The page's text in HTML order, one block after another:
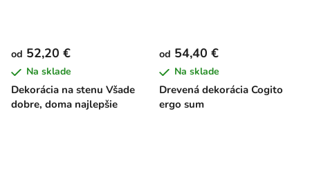
Dekorácia na stenu Všade
dobre, doma najlepšie
od 52,20 €
Na sklade
Drevená dekorácia Cogito
ergo sum
od 54,40 €
Na sklade